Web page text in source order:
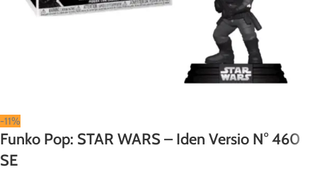
-11%
Funko Pop: STAR WARS – Iden Versio N° 460
SE